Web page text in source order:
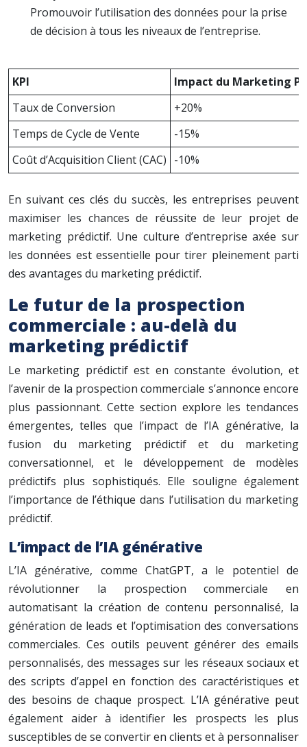
Promouvoir l’utilisation des données pour la prise
de décision à tous les niveaux de l’entreprise.
KPI
Impact du Marketing
Taux de Conversion
+20%
Temps de Cycle de Vente
-15%
Coût d’Acquisition Client (CAC) -10%
En suivant ces clés du succès, les entreprises peuvent
maximiser les chances de réussite de leur projet de
marketing prédictif. Une culture d’entreprise axée sur
les données est essentielle pour tirer pleinement parti
des avantages du marketing prédictif.
Le futur de la prospection
commerciale : au-delà du
marketing prédictif
Le marketing prédictif est en constante évolution, et
l’avenir de la prospection commerciale s’annonce encore
plus passionnant. Cette section explore les tendances
émergentes, telles que l’impact de l’IA générative, la
fusion du marketing prédictif et du marketing
conversationnel, et le développement de modèles
prédictifs plus sophistiqués. Elle souligne également
l’importance de l’éthique dans l’utilisation du marketing
prédictif.
L’impact de l’IA générative
L’IA générative, comme ChatGPT, a le potentiel de
révolutionner la prospection commerciale en
automatisant la création de contenu personnalisé, la
génération de leads et l’optimisation des conversations
commerciales. Ces outils peuvent générer des emails
personnalisés, des messages sur les réseaux sociaux et
des scripts d’appel en fonction des caractéristiques et
des besoins de chaque prospect. L’IA générative peut
également aider à identifier les prospects les plus
susceptibles de se convertir en clients et à personnaliser